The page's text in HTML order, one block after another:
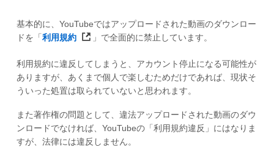
基本的に、YouTubeではアップロードされた動画のダウンロー
ドを「 利用規約 」で全面的に禁止しています。
利用規約に違反してしまうと、アカウント停止になる可能性が
ありますが、あくまで個人で楽しむためだけであれば、現状そ
ういった処置は取られていないと思われます。
また著作権の問題として、違法アップロードされた動画のダウ
ンロードでなければ、YouTubeの「利用規約違反」にはなりま
すが、法律には違反しません。